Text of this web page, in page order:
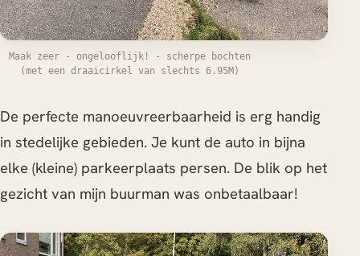
Maak zeer - ongelooflijk! - scherpe bochten
(met een draaicirkel van slechts 6.95M)
De perfecte manoeuvreerbaarheid is erg handig
in stedelijke gebieden. Je kunt de auto in bijna
elke (kleine) parkeerplaats persen. De blik op het
gezicht van mijn buurman was onbetaalbaar!